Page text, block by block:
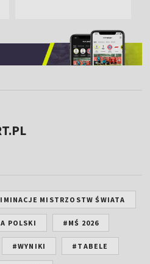
MISTRZOSTW ŚWIATA
POLSKI #MŚ 2026
#WYNIKI #TABELE